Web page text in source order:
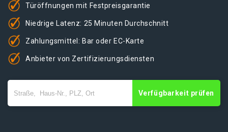
Türöffnungen mit Festpreisgarantie
Niedrige Latenz: 25 Minuten Durchschnitt
Zahlungsmittel: Bar oder EC-Karte
Anbieter von Zertifizierungsdiensten
Verfügbarkeit prüfen